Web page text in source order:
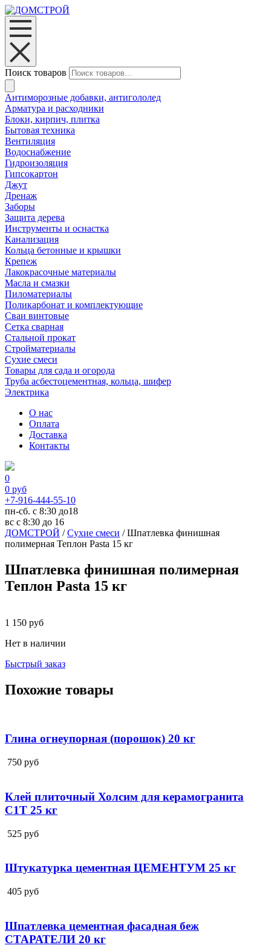
Поиск товаров
Антиморозные добавки, антигололед
Арматура и расходники
Блоки, кирпич, плитка
Бытовая техника
Вентиляция
Водоснабжение
Гидроизоляция
Гипсокартон
Джут
Дренаж
Заборы
Защита дерева
Инструменты и оснастка
Канализация
Кольца бетонные и крышки
Крепеж
Лакокрасочные материалы
Масла и смазки
Пиломатериалы
Поликарбонат и комплектующие
Сваи винтовые
Сетка сварная
Стальной прокат
Стройматериалы
Сухие смеси
Товары для сада и огорода
Труба асбестоцементная, кольца, шифер
Электрика
О нас
Оплата
Доставка
Контакты
0
0 руб
+7-916-444-55-10
пн-сб. с 8:30 до18
вс с 8:30 до 16
ДОМСТРОЙ /Сухие смеси /Шпатлевка финишная
полимерная Теплон Pasta 15 кг
Шпатлевка финишная полимерная
Теплон Pasta 15 кг
1 150 руб
Нет в наличии
Быстрый заказ
Похожие товары
Глина огнеупорная (порошок) 20 кг
750 руб
Клей плиточный Холсим для керамогранита
С1Т 25 кг
525 руб
Штукатурка цементная ЦЕМЕНТУМ 25 кг
405 руб
Шпатлевка цементная фасадная беж
СТАРАТЕЛИ 20 кг